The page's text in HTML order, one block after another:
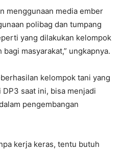
menggunaan media ember
polibag dan tumpang
yang dilakukan kelompok
masyarakat,” ungkapnya.
kelompok tani yang
saat ini, bisa menjadi
pengembangan
kerja keras, tentu butuh